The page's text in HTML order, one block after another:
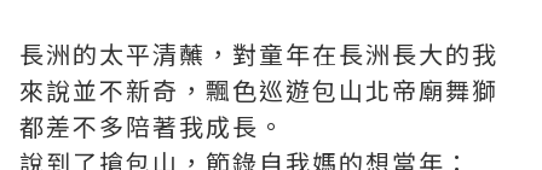
長洲的太平清蘸，對童年在長洲長大的我
來說並不新奇，飄色巡遊包山北帝廟舞獅
都差不多陪著我成長。
說到了搶包山，節錄自我媽的想當年：